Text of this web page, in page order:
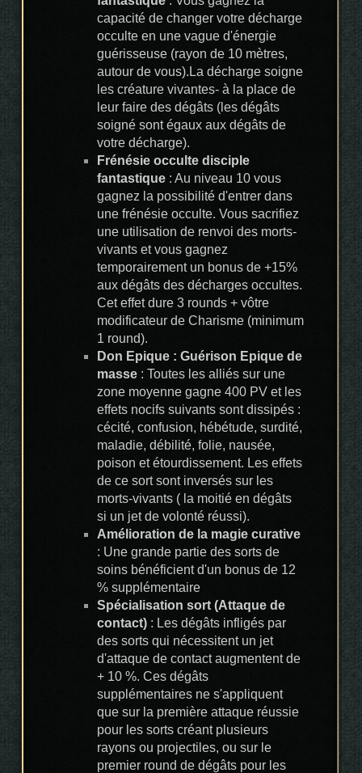
capacité de changer votre décharge
occulte en une vague d'énergie
guérisseuse (rayon de 10 mètres,
autour de vous).La décharge soigne
les créature vivantes- à la place de
leur faire des dégâts (les dégâts
soigné sont égaux aux dégâts de
votre décharge).
Frénésie occulte disciple
fantastique : Au niveau 10 vous
gagnez la possibilité d'entrer dans
une frénésie occulte. Vous sacrifiez
une utilisation de renvoi des morts-
vivants et vous gagnez
temporairement un bonus de +15%
aux dégâts des décharges occultes.
Cet effet dure 3 rounds + vôtre
modificateur de Charisme (minimum
1 round).
Don Epique : Guérison Epique de
masse : Toutes les alliés sur une
zone moyenne gagne 400 PV et les
effets nocifs suivants sont dissipés :
cécité, confusion, hébétude, surdité,
maladie, débilité, folie, nausée,
poison et étourdissement. Les effets
de ce sort sont inversés sur les
morts-vivants ( la moitié en dégâts
si un jet de volonté réussi).
Amélioration de la magie curative
: Une grande partie des sorts de
soins bénéficient d'un bonus de 12
% supplémentaire
Spécialisation sort (Attaque de
contact) : Les dégâts infligés par
des sorts qui nécessitent un jet
d'attaque de contact augmentent de
+ 10 %. Ces dégâts
supplémentaires ne s'appliquent
que sur la première attaque réussie
pour les sorts créant plusieurs
rayons ou projectiles, ou sur le
premier round de dégâts pour les